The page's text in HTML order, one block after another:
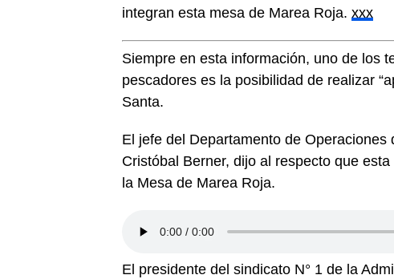
integran esta mesa de Marea Roja. xxx
Siempre en esta información, uno de los
pescadores es la posibilidad de realizar
Santa.
El jefe del Departamento de
Cristóbal Berner, dijo al respecto que
la Mesa de Marea Roja.
El presidente del sindicato N° 1 de la